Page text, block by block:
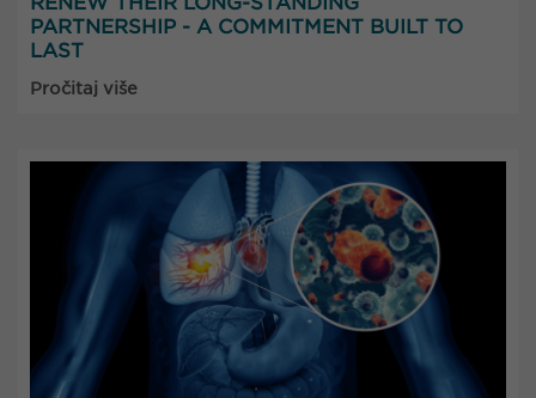
PARTNERSHIP - A COMMITMENT BUILT TO
LAST
Pročitaj više